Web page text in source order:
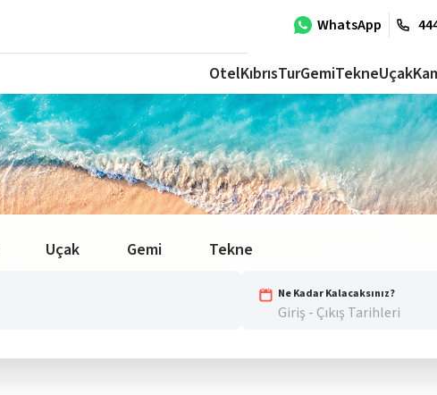
WhatsApp
OtelKıbrısTurGemiTekneUçak
Uçak Gemi Tekne
Ne Kadar Kalacaksınız?
Giriş - Çıkış Tarihleri